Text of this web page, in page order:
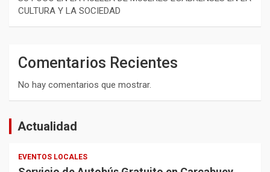
CULTURA Y LA SOCIEDAD
Comentarios Recientes
No hay comentarios que mostrar.
Actualidad
EVENTOS LOCALES